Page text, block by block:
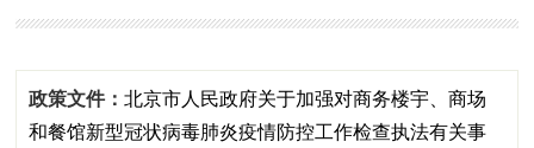
政务公开
市领导 机构职能 政策服务
政策文件：北京市人民政府关于加强对商务楼宇、商场
和餐馆新型冠状病毒肺炎疫情防控工作检查执法有关事